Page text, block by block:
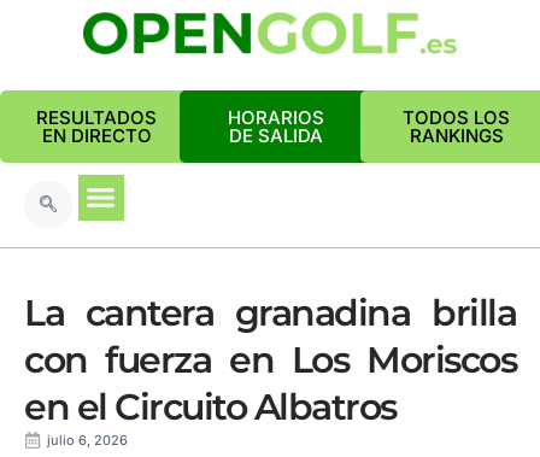
RESULTADOS
EN DIRECTO
HORARIOS
DE SALIDA
TODOS LOS
RANKINGS
La cantera granadina brilla
con fuerza en Los Moriscos
en el Circuito Albatros
julio 6, 2026